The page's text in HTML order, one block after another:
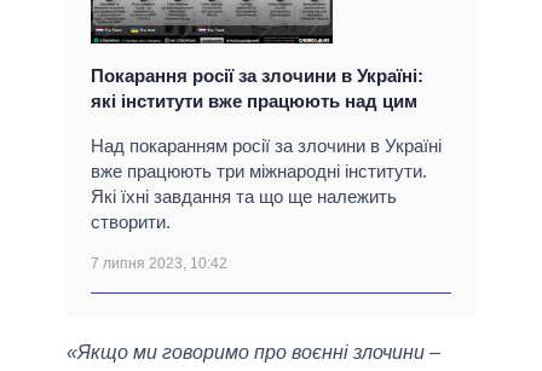
Покарання росії за злочини в Україні:
які інститути вже працюють над цим
Над покаранням росії за злочини в Україні
вже працюють три міжнародні інститути.
Які їхні завдання та що ще належить
створити.
7 липня 2023, 10:42
«Якщо ми говоримо про воєнні злочини –